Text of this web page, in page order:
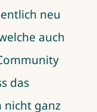
neu
auch
das
nicht ganz